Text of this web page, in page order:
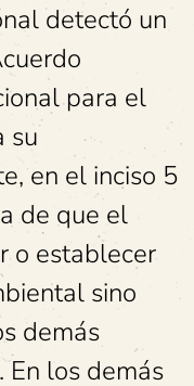
detectó un
para el
su
en el inciso 5
de que el
o establecer
sino
demás
los demás